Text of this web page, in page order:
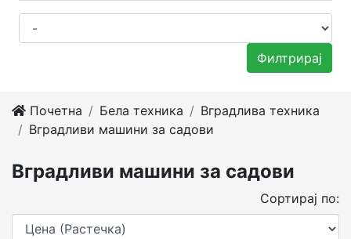
Филтрирај
Почетна Бела техника
Вградлива техника
Вградливи машини за садови
Вградливи машини за садови
Сортирај по: